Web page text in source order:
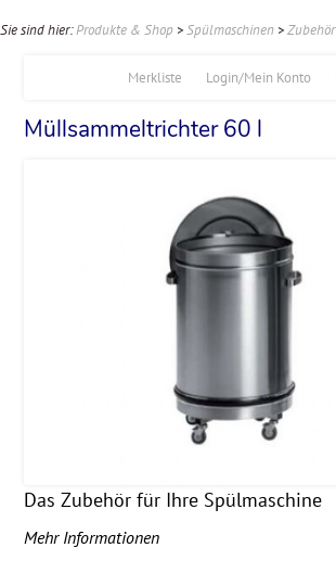
Sie sind hier:Produkte & Shop >Spülmaschinen >Zubehör
Login/Mein Konto
Merkliste
Müllsammeltrichter 60 l
Das Zubehör für Ihre Spülmaschine
Mehr Informationen